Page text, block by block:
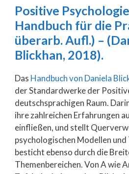
Positive
Handbuch für die
überarb. Aufl.) –
Blickhan, 2018).
Das Handbuch von Daniela
der Standardwerke der
deutschsprachigen Raum.
ihre zahlreichen Erfahrungen
einfließen, und stellt
psychologischen Modellen und
besticht ebenso durch die
Themenbereichen. Von A wie